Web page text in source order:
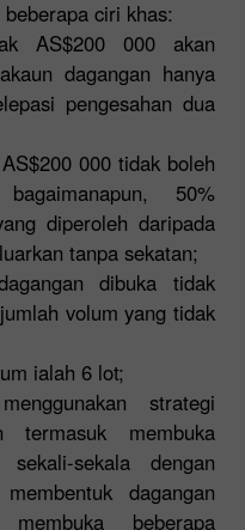
ciri khas:
AS$200 000 akan
dagangan hanya
pengesahan dua
000 tidak boleh
50%
diperoleh daripada
tanpa sekatan;
dibuka tidak
volum yang tidak
ialah 6 lot;
strategi
termasuk membuka
sekala dengan
dagangan
beberapa